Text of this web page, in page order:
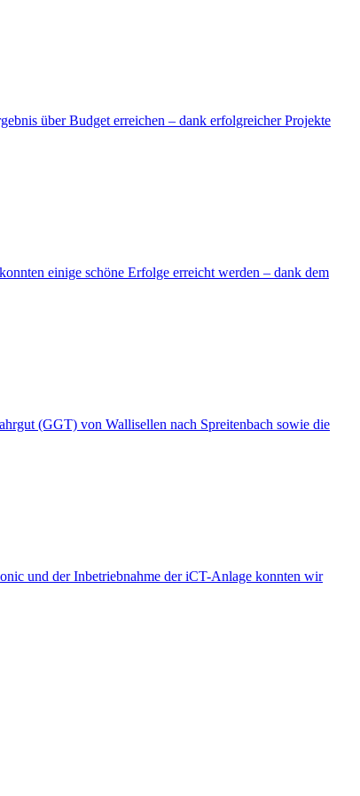
über Budget erreichen – dank erfolgreicher Projekte
einige schöne Erfolge erreicht werden – dank dem
(GGT) von Wallisellen nach Spreitenbach sowie die
und der Inbetriebnahme der iCT-Anlage konnten wir